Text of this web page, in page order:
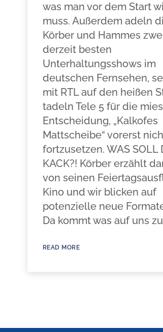
was man vor dem Start
muss. Außerdem adeln
Körber und Hammes
derzeit besten
Unterhaltungsshows im
deutschen Fernsehen,
mit RTL auf den heißen
tadeln Tele 5 für die
Entscheidung, „Kalkofes
Mattscheibe“ vorerst
fortzusetzen. WAS SOLL
KACK?! Körber erzählt
von seinen
Kino und wir blicken auf
potenzielle neue
Da kommt was auf uns
READ MORE